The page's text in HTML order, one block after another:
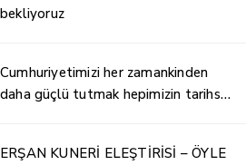
bekliyoruz
Cumhuriyetimizi her zamankinden
daha güçlü tutmak hepimizin tarihsel
ERŞAN KUNERİ ELEŞTİRİSİ – ÖYLE